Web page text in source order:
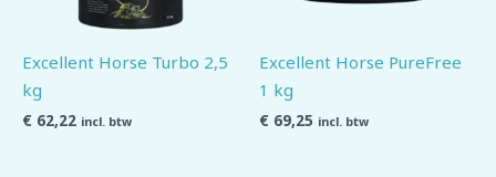
Excellent Horse Turbo 2,5
kg
€ 62,22 incl. btw
Excellent Horse PureFree
1 kg
€ 69,25 incl. btw